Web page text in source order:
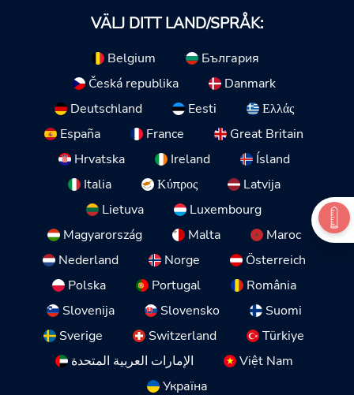
VÄLJ DITT LAND/SPRÅK:
Belgium
България
Česká republika
Danmark
Deutschland
Eesti
Ελλάς
España
France
Great Britain
Hrvatska
Ireland
Ísland
Italia
Κύπρος
Latvija
Lietuva
Luxembourg
Magyarország
Malta
Maroc
Nederland
Norge
Österreich
Polska
Portugal
România
Slovenija
Slovensko
Suomi
Sverige
Switzerland
Türkiye
الإمارات العربية المتحدة
Việt Nam
Україна